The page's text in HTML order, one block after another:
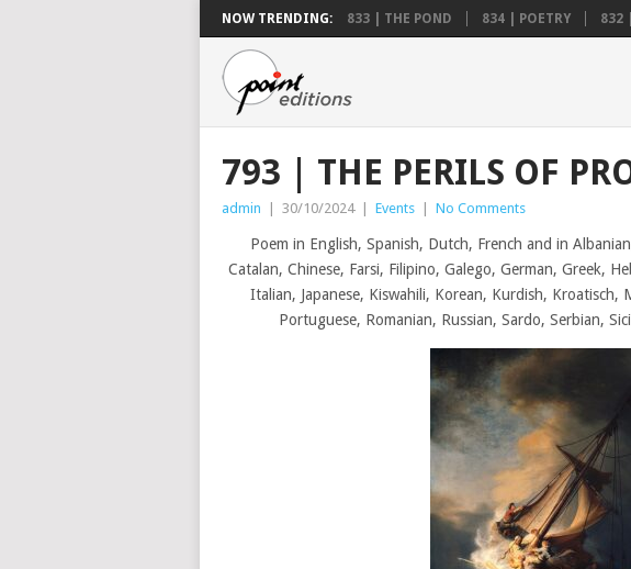
NOW TRENDING: 833 | THE POND 834 | POETRY 832
793 | THE PERILS OF
admin 30/10/2024 Events No Comments
Poem in English, Spanish, Dutch, French and in
Catalan, Chinese, Farsi, Filipino, Galego, German, Greek,
Italian, Japanese, Kiswahili, Korean, Kurdish, Kroatisch,
Portuguese, Romanian, Russian, Sardo, Serbian,